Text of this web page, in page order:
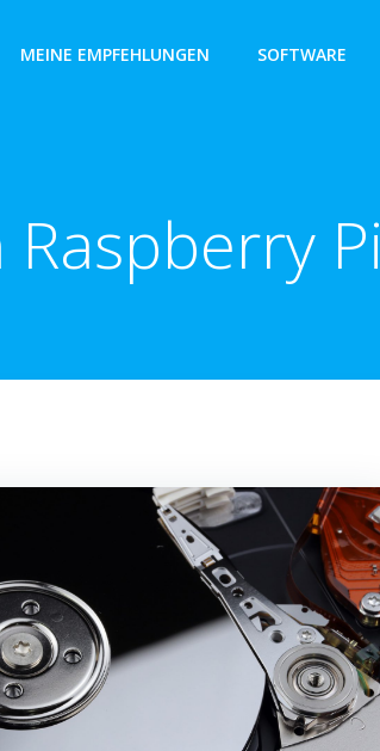
MEINE EMPFEHLUNGEN SOFTWARE
Raspberry Pi